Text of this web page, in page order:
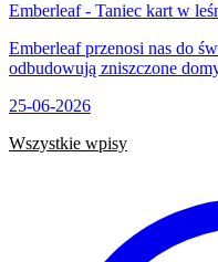
Emberleaf - Taniec kart w
Emberleaf przenosi nas do
odbudowują zniszczone
25-06-2026
Wszystkie wpisy